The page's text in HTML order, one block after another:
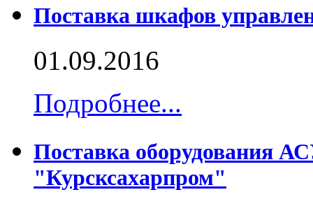
Поставка шкафов
01.09.2016
Подробнее...
Поставка оборудования
"Курсксахарпром"